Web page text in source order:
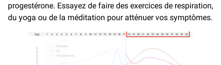
progestérone. Essayez de faire des exercices de respiration,
du yoga ou de la méditation pour atténuer vos symptômes.